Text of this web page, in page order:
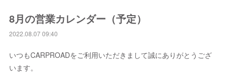
8月の営業カレンダー（予定）
2022.08.07 09:40
いつもCARPROADをご利用いただきまして誠にありがとうござ
います。